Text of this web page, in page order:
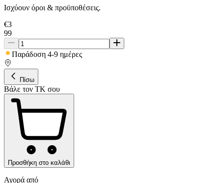
Ισχύουν όροι & προϋποθέσεις.
€3
99
Παράδοση 4-9 ημέρες
Πίσω
Βάλε τον ΤΚ σου
Προσθήκη στο καλάθι
Αγορά από